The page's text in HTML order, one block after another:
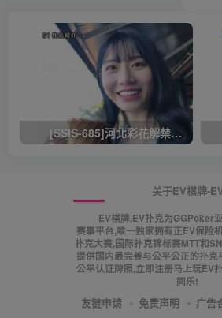
[SSIS-685]河北彩花解禁！ 靠这支作品再拿下销售冠军！ 有意思吧 2023-03-30 14:25 0 三条猫娱乐达人【EV棋牌】
关于EV棋牌-
EV棋牌,EV扑克为GGPoker
赛事平台,唯一独家拥有正EV保险
扑克大赛,国际扑克锦标赛MTT和
提供国内最完善与公平公正的扑克
公平认证牌照,立即注册马上玩EV
同乐!
友链申请 免责声明 广告